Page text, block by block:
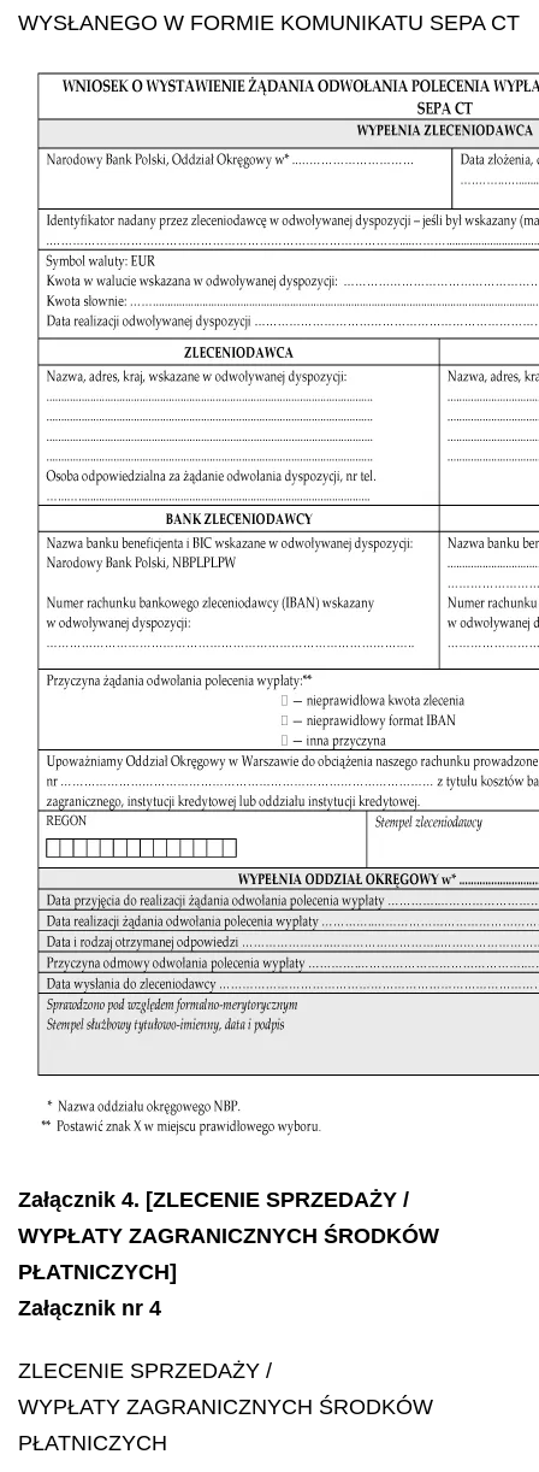
WYSŁANEGO W FORMIE KOMUNIKATU SEPA CT
Załącznik 4. [ZLECENIE SPRZEDAŻY /
WYPŁATY ZAGRANICZNYCH ŚRODKÓW
PŁATNICZYCH]
Załącznik nr 4
ZLECENIE SPRZEDAŻY /
WYPŁATY ZAGRANICZNYCH ŚRODKÓW
PŁATNICZYCH